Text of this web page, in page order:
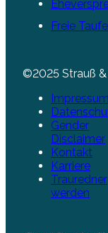
Freie
©2025 Strauß
Impressum
Gender
Disclaimer
Kontakt
Karriere
Trauredner
werden